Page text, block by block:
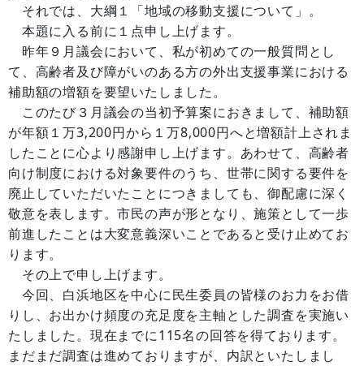
それでは、大綱１「地域の移動支援について」。
本題に入る前に１点申し上げます。
昨年９月議会において、私が初めての一般質問とし
て、高齢者及び障がいのある方の外出支援事業における
補助額の増額を要望いたしました。
このたび３月議会の当初予算案におきまして、補助額
が年額１万3,200円から１万8,000円へと増額計上されま
したことに心より感謝申し上げます。あわせて、高齢者
向け制度における対象要件のうち、世帯に関する要件を
廃止していただいたことにつきましても、御配慮に深く
敬意を表します。市民の声が形となり、施策として一歩
前進したことは大変意義深いことであると受け止めてお
ります。
その上で申し上げます。
今回、白浜地区を中心に民生委員の皆様のお力をお借
りし、お出かけ頻度の充足度を主軸とした調査を実施い
たしました。現在までに115名の回答を得ております。
まだまだ調査は進めておりますが、内訳といたしまし